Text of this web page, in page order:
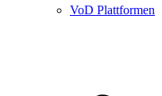
VoD Plattformen